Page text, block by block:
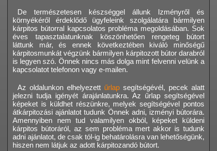
De természetesen készséggel állunk Izményről és
környékéről érdeklődő ügyfeleink szolgálatára bármilyen
kárpitos bútorral kapcsolatos probléma megoldásában. Sok
éves tapasztalatunknak köszönhetően rengeteg bútort
láttunk már, és ennek következtében kiváló minőségű
kárpitosmunkát végzünk bármilyen kárpitozott bútor darabról
is legyen szó. Önnek nincs más dolga mint felvenni velünk a
kapcsolatot telefonon vagy e-mailen.
Az oldalunkon elhelyezett űrlap segítségévél, pecek alatt
jelezni tudja igényét árajánlatunkra. Az űrlap segítségével
képeket is küldhet részünkre, melyek segítségével pontos
átkárpitozási ajánlatot tudunk Önnek adni, izményi bútorára.
Amennyiben nem tud valamilyen okból, képeket küldeni
kárpitos bútoráról, az sem probléma mert akkor is tudunk
adni ajánlatot, de csak tól-ig behatárolásra van lehetőségünk,
hiszen nem látjuk az adott kárpitozandó bútort.